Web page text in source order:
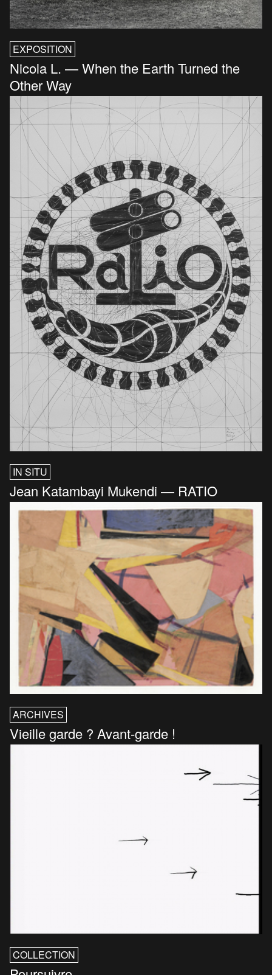
EXPOSITION
Nicola L. — When the Earth Turned the
Other Way
IN SITU
Jean Katambayi Mukendi — RATIO
ARCHIVES
Vieille garde ? Avant-garde !
COLLECTION